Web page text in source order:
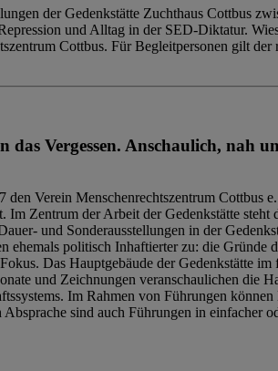
der Gedenkstätte Zuchthaus Cottbus
und Alltag in der SED-Diktatur.
Cottbus. Für Begleitpersonen gilt
das Vergessen. Anschaulich, nah
Verein Menschenrechtszentrum Cottbus
Im Zentrum der Arbeit der Gedenkstätte
und Sonderausstellungen in der
ehemals politisch Inhaftierter zu: die
Das Hauptgebäude der Gedenkstätte
und Zeichnungen veranschaulichen
Im Rahmen von Führungen
sind auch Führungen in einfacher